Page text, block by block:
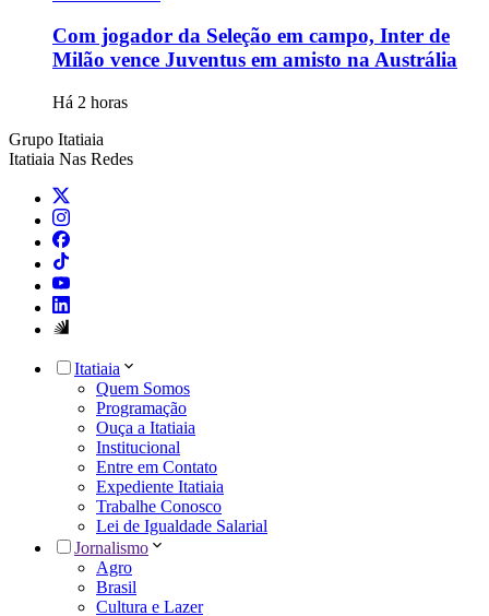
Com jogador da Seleção em campo, Inter de
Milão vence Juventus em amisto na Austrália
Há 2 horas
Grupo Itatiaia
Itatiaia Nas Redes
Itatiaia
Quem Somos
Programação
Ouça a Itatiaia
Institucional
Entre em Contato
Expediente Itatiaia
Trabalhe Conosco
Lei de Igualdade Salarial
Jornalismo
Agro
Brasil
Cultura e Lazer